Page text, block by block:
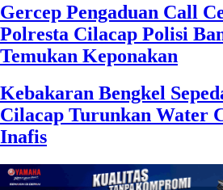
Gercep Pengaduan Call
Polresta Cilacap Polisi
Temukan Keponakan
Kebakaran Bengkel
Cilacap Turunkan Water
Inafis